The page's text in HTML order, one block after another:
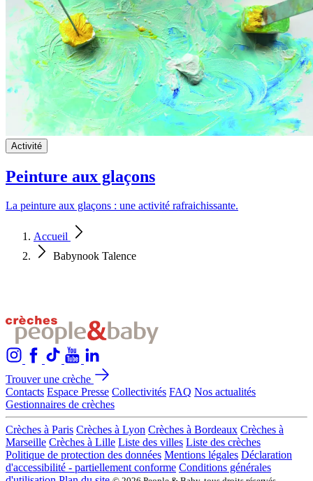
Activité
Peinture aux glaçons
La peinture aux glaçons : une activité rafraichissante.
Accueil
Babynook Talence
Trouver une crèche
Contacts Espace Presse Collectivités FAQ Nos actualités
Gestionnaires de crèches
Crèches à Paris Crèches à Lyon Crèches à Bordeaux Crèches à
Marseille Crèches à Lille Liste des villes Liste des crèches
Politique de protection des données Mentions légales Déclaration
d'accessibilité - partiellement conforme Conditions générales